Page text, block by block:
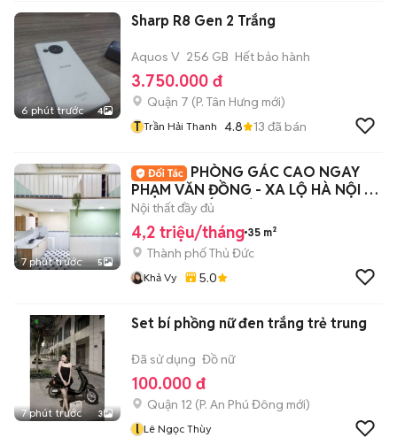
6 phút trước 4
Sharp R8 Gen 2 Trắng
Aquos V 256 GB Hết bảo hành
3.750.000 đ
Quận 7 (P. Tân Hưng mới)
T Trần Hải Thanh 4.8 13 đã bán
7 phút trước 5
PHÒNG GÁC CAO NGAY
PHẠM VĂN ĐỒNG - XA LỘ HÀ NỘI -
ĐẠI HỌC KIẾN TRÚC
Nội thất đầy đủ
4,2 triệu/tháng 35 m²
Thành phố Thủ Đức
Khả Vy 5.0
7 phút trước 3
Set bí phồng nữ đen trắng trẻ trung
Đã sử dụng Đồ nữ
100.000 đ
Quận 12 (P. An Phú Đông mới)
l Lê Ngọc Thùy